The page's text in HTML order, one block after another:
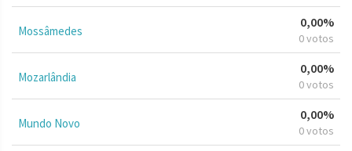
Mossâmedes
0,00%
0 votos
Mozarlândia
0,00%
0 votos
Mundo Novo
0,00%
0 votos